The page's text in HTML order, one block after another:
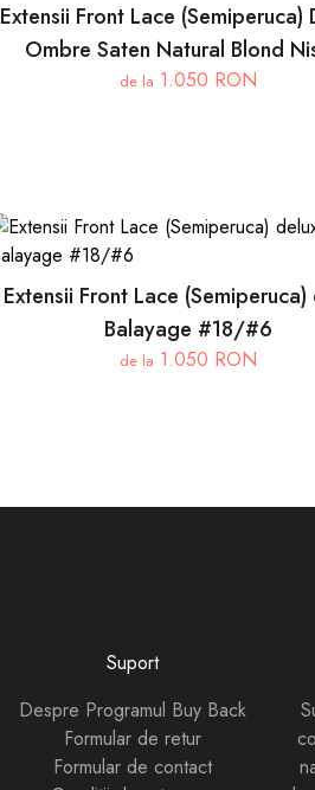
Extensii Front Lace (Semiperuca)
Ombre Saten Natural Blond
de la 1.050 RON
Extensii Front Lace (Semiperuca)
Balayage #18/#6
de la 1.050 RON
Suport
Despre Programul Buy Back
Formular de retur
Formular de contact